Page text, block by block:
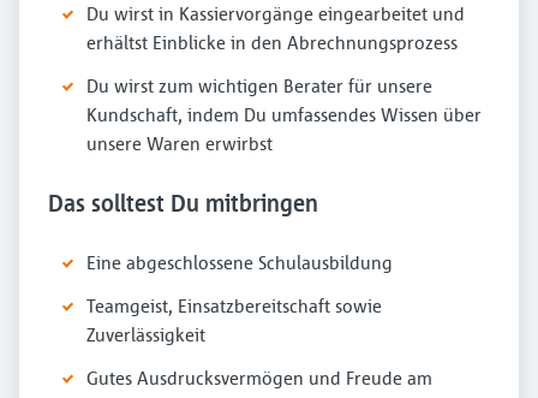
Du wirst in Kassiervorgänge eingearbeitet und
erhältst Einblicke in den Abrechnungsprozess
Du wirst zum wichtigen Berater für unsere
Kundschaft, indem Du umfassendes Wissen über
unsere Waren erwirbst
Das solltest Du mitbringen
Eine abgeschlossene Schulausbildung
Teamgeist, Einsatzbereitschaft sowie
Zuverlässigkeit
Gutes Ausdrucksvermögen und Freude am